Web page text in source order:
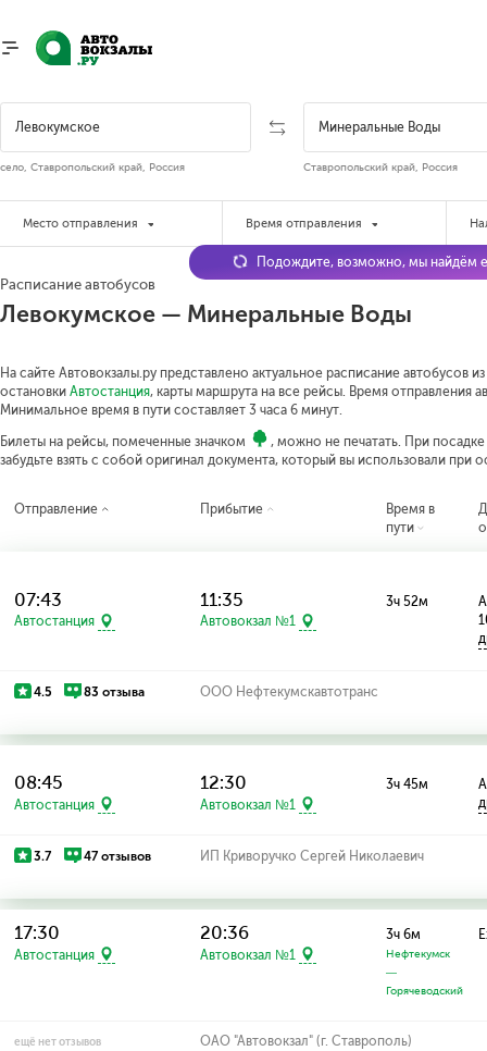
село, Ставропольский край, Россия Ставропольский край, Россия
Место отправления Время отправления
Расписание автобусов
Левокумское — Минеральные Воды
На сайте Автовокзалы.ру представлено актуальное расписание автобусов
остановки Автостанция, карты маршрута на все рейсы. Время отправления
Минимальное время в пути составляет 3 часа 6 минут.
Билеты на рейсы, помеченные значком
, можно не печатать. При
забудьте взять с собой оригинал документа, который вы использовали при
Подождите, возможно, мы найдём
Отправление Прибытие
Время в
пути
07:43
Автостанция
11:35
Автовокзал №1
3ч 52м
4.5 83 отзыва ООО Нефтекумскавтотранс
08:45
Автостанция
12:30
Автовокзал №1
3ч 45м
3.7 47 отзывов ИП Криворучко Сергей Николаевич
17:30
Автостанция
20:36
Автовокзал №1
3ч 6м
Нефтекумск
—
Горячеводский
ещё нет отзывов ОАО "Автовокзал" (г. Ставрополь)